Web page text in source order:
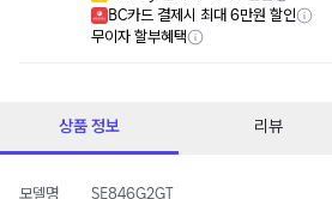
BC카드 결제시 최대 6만원 할인
무이자 할부혜택
상품 정보 리뷰
모델명 SE846G2GT